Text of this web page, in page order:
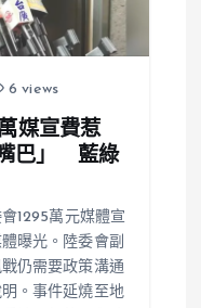
6 views
媒宣費惹
巴」 藍綠
1295萬元媒體宣
曝光。陸委會副
仍需要政策溝通
。事件延燒至地